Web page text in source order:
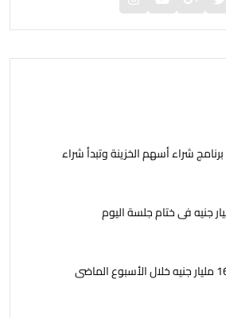
شراء أسهم الخزينة وتبدأ شراء
جنيه فى ختام جلسة اليوم